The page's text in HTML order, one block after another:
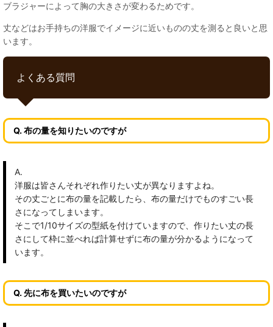
ブラジャーによって胸の大きさが変わるためです。
丈などはお手持ちの洋服でイメージに近いものの丈を測ると良いと思
います。
よくある質問
Q. 布の量を知りたいのですが
A.
洋服は皆さんそれぞれ作りたい丈が異なりますよね。
その丈ごとに布の量を記載したら、布の量だけでものすごい長
さになってしまいます。
そこで1/10サイズの型紙を付けていますので、作りたい丈の長
さにして枠に並べれば計算せずに布の量が分かるようになって
います。
Q. 先に布を買いたいのですが